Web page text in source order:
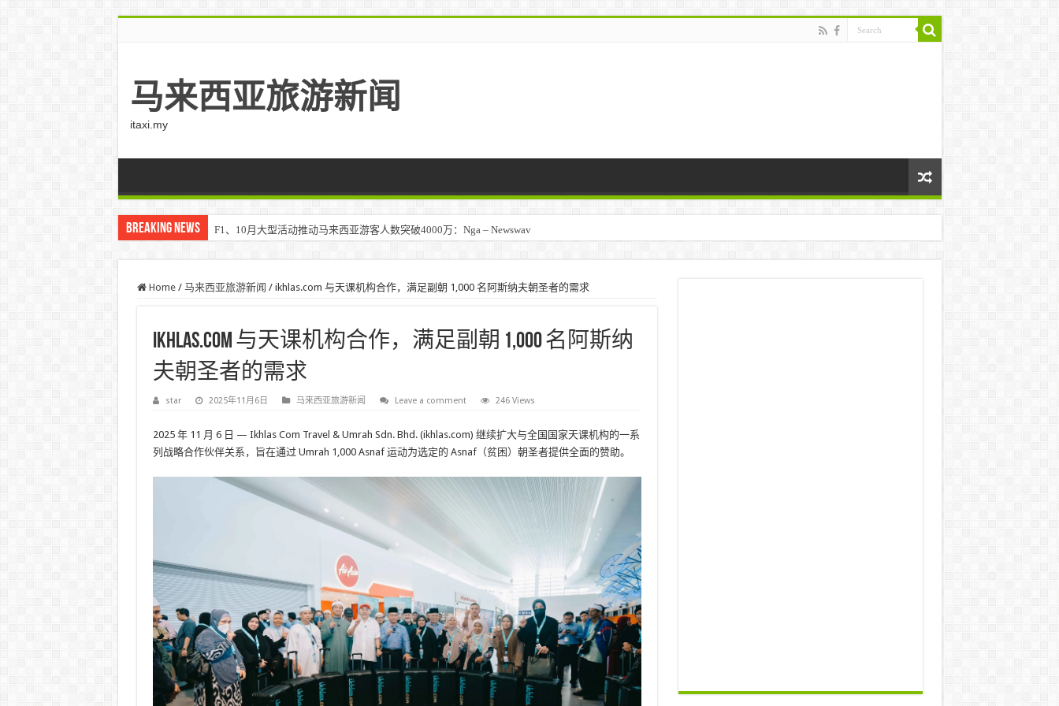
马来西亚旅游新闻
itaxi.my
Breaking News F1、10月大型活动推动马来西亚游客人数突破4000万：Nga – Newswav
Home / 马来西亚旅游新闻 / ikhlas.com 与天课机构合作，满足副朝 1,000 名阿斯纳夫朝圣者的需求
ikhlas.com 与天课机构合作，满足副朝 1,000 名阿斯纳
夫朝圣者的需求
star 2025年11月6日 马来西亚旅游新闻 Leave a comment 246 Views
2025 年 11 月 6 日 — Ikhlas Com Travel & Umrah Sdn. Bhd. (ikhlas.com) 继续扩大与全国国家天课机构的一系
列战略合作伙伴关系，旨在通过 Umrah 1,000 Asnaf 运动为选定的 Asnaf（贫困）朝圣者提供全面的赞助。